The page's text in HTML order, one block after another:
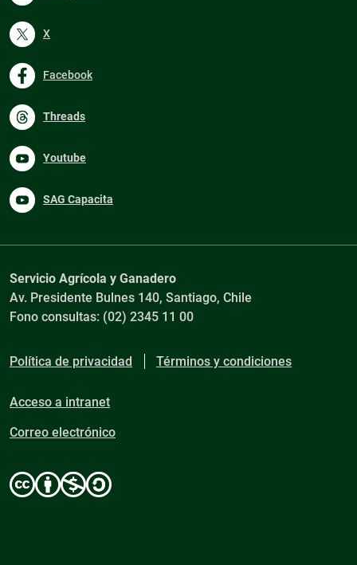
X
Facebook
Threads
Youtube
SAG Capacita
Servicio Agrícola y Ganadero
Av. Presidente Bulnes 140, Santiago, Chile
Fono consultas: (02) 2345 11 00
Política de privacidad Términos y condiciones
Acceso a intranet
Correo electrónico